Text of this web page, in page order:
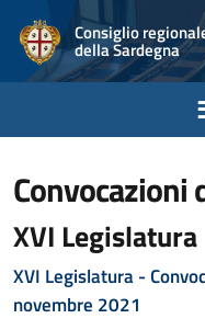
Consiglio
della Sardegna
XVI Legislatura
XVI Legislatura - Convocazione settimanale 15-20
novembre 2021